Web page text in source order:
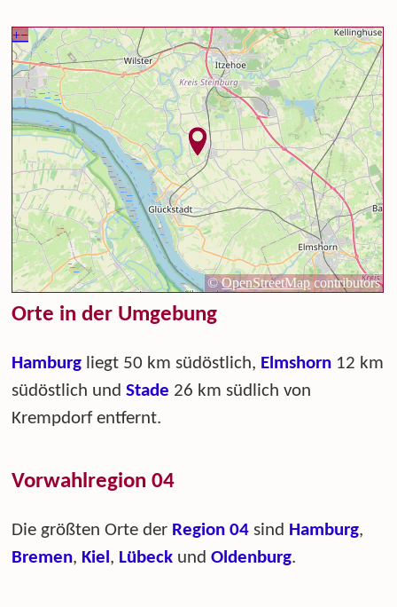
Orte in der Umgebung
Hamburg liegt 50 km südöstlich, Elmshorn 12 km
südöstlich undStade 26 km südlich von
Krempdorf entfernt.
Vorwahlregion 04
Die größten Orte der Region 04 sind Hamburg,
Bremen, Kiel , Lübeck undOldenburg.